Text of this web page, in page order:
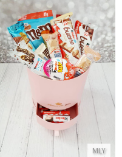
MLY
קופסת הפתעה מלאה